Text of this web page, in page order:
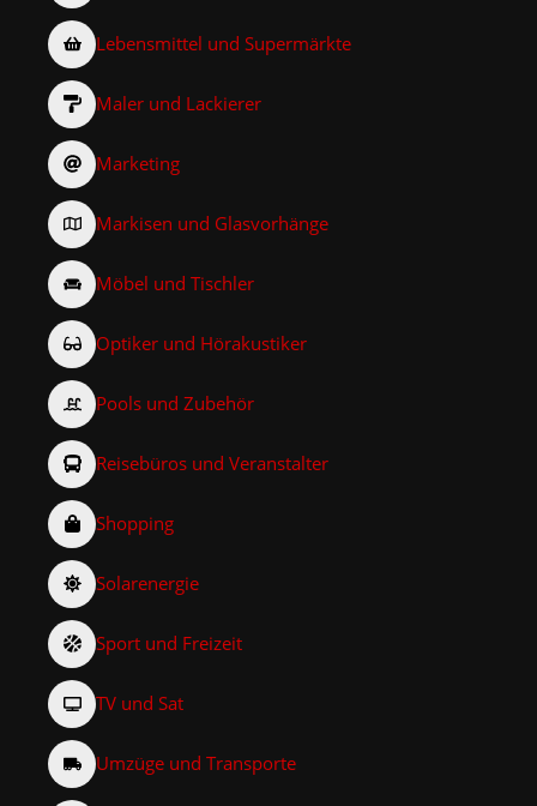
Lebensmittel und Supermärkte
Maler und Lackierer
Marketing
Markisen und Glasvorhänge
Möbel und Tischler
Optiker und Hörakustiker
Pools und Zubehör
Reisebüros und Veranstalter
Shopping
Solarenergie
Sport und Freizeit
TV und Sat
Umzüge und Transporte